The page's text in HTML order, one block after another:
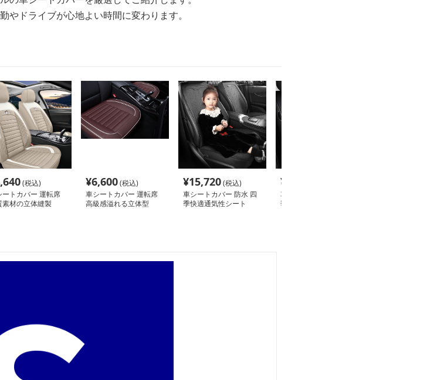
ドライブが心地よい時間に変わります。
(税込)
ートカバー 運転席
素材の立体縫製
¥6,600(税込)
車シートカバー 運転席
高級感溢れる立体型
¥15,720(税込)
車シートカバー 防水 四
季快適通気性シート
¥
車シートカバー 防水 四
季対応防水カーシートカ